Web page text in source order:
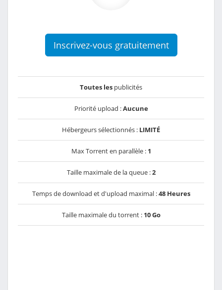
Inscrivez-vous gratuitement
Toutes les publicités
Priorité upload :Aucune
Hébergeurs sélectionnés : LIMITÉ
Max Torrent en parallèle : 1
Taille maximale de la queue :2
Temps de download et d'upload maximal :48 Heures
Taille maximale du torrent : 10 Go